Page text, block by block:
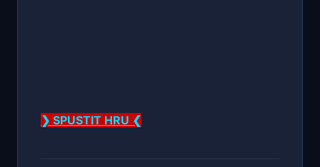
❯ SPUSTIT HRU ❮